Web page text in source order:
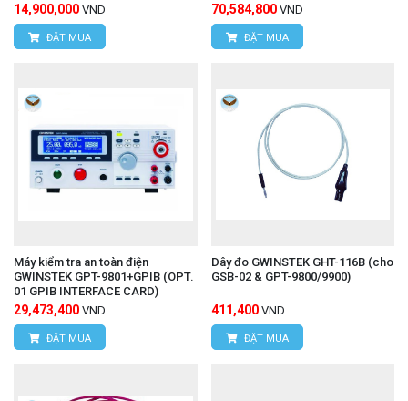
14,900,000 VND
ĐẶT MUA
70,584,800 VND
ĐẶT MUA
Máy kiểm tra an toàn điện
GWINSTEK GPT-9801+GPIB (OPT.
01 GPIB INTERFACE CARD)
29,473,400 VND
ĐẶT MUA
Dây đo GWINSTEK GHT-116B (cho
GSB-02 & GPT-9800/9900)
411,400 VND
ĐẶT MUA